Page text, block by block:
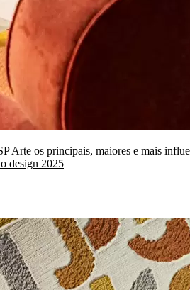
Arte os principais, maiores e mais
design 2025